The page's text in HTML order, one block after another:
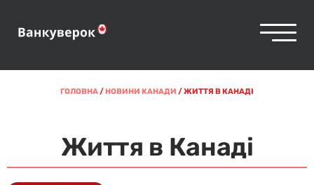
ГОЛОВНА/НОВИНИ КАНАДИ /ЖИТТЯ В КАНАДІ
Життя в Канаді